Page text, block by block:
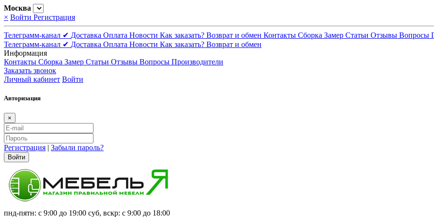
Москва
× Войти Регистрация
Телеграмм-канал ✔ Доставка Оплата Новости Как заказать? Возврат и обмен Контакты Сборка Замер Статьи Отзывы Вопросы
Телеграмм-канал ✔ Доставка Оплата Новости Как заказать? Возврат и обмен
Информация
Контакты Сборка Замер Статьи Отзывы Вопросы Производители
Заказать звонок
Личный кабинет Войти
Авторизация
×
Регистрация | Забыли пароль?
Войти
пнд-пятн: с 9:00 до 19:00 суб, вскр: с 9:00 до 18:00